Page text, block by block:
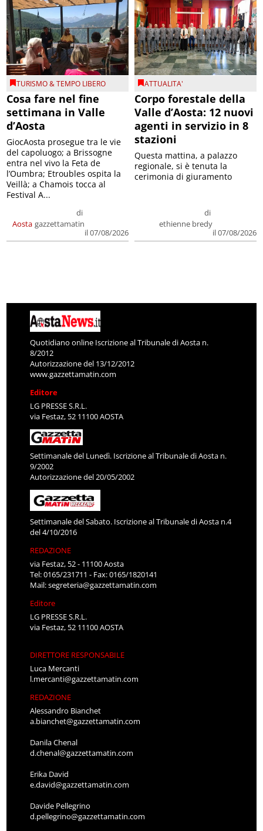
TURISMO & TEMPO LIBERO
Cosa fare nel fine
settimana in Valle
d’Aosta
Aosta
di
gazzettamatin
il 07/08/2026
GiocAosta prosegue tra le vie
del capoluogo; a Brissogne
entra nel vivo la Feta de
l’Oumbra; Etroubles ospita la
Veillà; a Chamois tocca al
Festival A...
ATTUALITA'
Corpo forestale della
Valle d’Aosta: 12 nuovi
agenti in servizio in 8
stazioni
di
ethienne bredy
il 07/08/2026
Questa mattina, a palazzo
regionale, si è tenuta la
cerimonia di giuramento
Quotidiano online Iscrizione al Tribunale di Aosta n.
8/2012
Autorizzazione del 13/12/2012
www.gazzettamatin.com
Editore
LG PRESSE S.R.L.
via Festaz, 52 11100 AOSTA
Settimanale del Lunedì. Iscrizione al Tribunale di Aosta n.
9/2002
Autorizzazione del 20/05/2002
Settimanale del Sabato. Iscrizione al Tribunale di Aosta n.4
del 4/10/2016
REDAZIONE
via Festaz, 52 - 11100 Aosta
Tel: 0165/231711 - Fax: 0165/1820141
Mail:segreteria@gazzettamatin.com
Editore
LG PRESSE S.R.L.
via Festaz, 52 11100 AOSTA
DIRETTORE RESPONSABILE
Luca Mercanti
l.mercanti@gazzettamatin.com
REDAZIONE
Alessandro Bianchet
a.bianchet@gazzettamatin.com
Danila Chenal
d.chenal@gazzettamatin.com
Erika David
e.david@gazzettamatin.com
Davide Pellegrino
d.pellegrino@gazzettamatin.com